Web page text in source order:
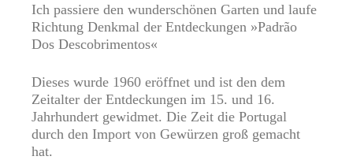
Ich passiere den wunderschönen Garten und laufe
Richtung Denkmal der Entdeckungen »Padrão
Dos Descobrimentos«
Dieses wurde 1960 eröffnet und ist den dem
Zeitalter der Entdeckungen im 15. und 16.
Jahrhundert gewidmet. Die Zeit die Portugal
durch den Import von Gewürzen groß gemacht
hat.